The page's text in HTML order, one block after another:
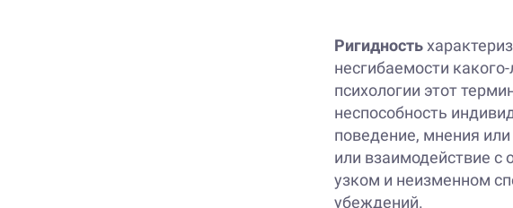
Ригидность
несгибаемости
психологии этот
неспособность
поведение, мнения
или взаимодействие
узком и неизменном
убеждений.